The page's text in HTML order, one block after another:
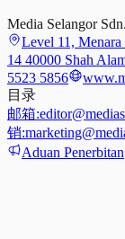
Media Selangor
Level 11,
14 40000 Shah
5523 5856
目录
邮箱:
销:
Aduan Penerbitan